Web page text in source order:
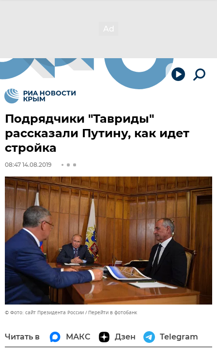
Подрядчики "Тавриды"
рассказали Путину, как идет
стройка
08:47 14.08.2019
© Фото: сайт Президента России Перейти в фотобанк
Читать в МАКС Дзен Telegram